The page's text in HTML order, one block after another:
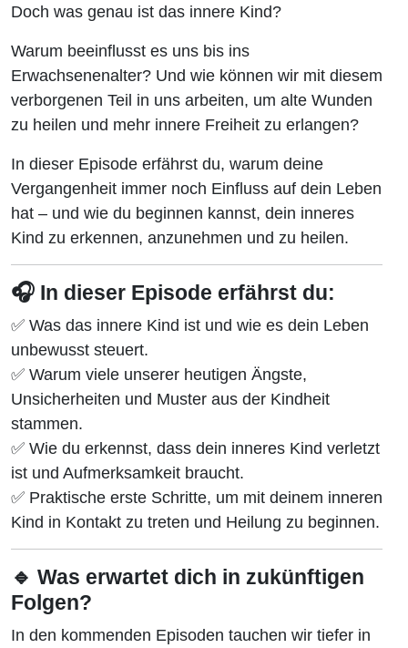
Doch was genau ist das innere Kind?
Warum beeinflusst es uns bis ins
Erwachsenenalter? Und wie können wir mit diesem
verborgenen Teil in uns arbeiten, um alte Wunden
zu heilen und mehr innere Freiheit zu erlangen?
In dieser Episode erfährst du, warum deine
Vergangenheit immer noch Einfluss auf dein Leben
hat – und wie du beginnen kannst, dein inneres
Kind zu erkennen, anzunehmen und zu heilen.
🎧 In dieser Episode erfährst du:
✅ Was das innere Kind ist und wie es dein Leben
unbewusst steuert.
✅ Warum viele unserer heutigen Ängste,
Unsicherheiten und Muster aus der Kindheit
stammen.
✅ Wie du erkennst, dass dein inneres Kind verletzt
ist und Aufmerksamkeit braucht.
✅ Praktische erste Schritte, um mit deinem inneren
Kind in Kontakt zu treten und Heilung zu beginnen.
🔹 Was erwartet dich in zukünftigen
Folgen?
In den kommenden Episoden tauchen wir tiefer in